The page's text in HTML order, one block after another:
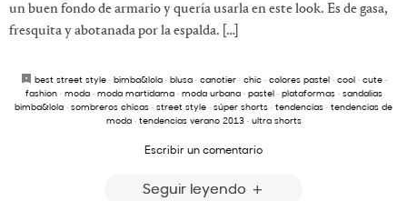
un buen fondo de armario y quería usarla en este look. Es de gasa,
fresquita y abotanada por la espalda. […]
best street style· bimba&lola· blusa· canotier· chic· colores pastel· cool· cute·
fashion· moda· moda martidama· moda urbana· pastel· plataformas· sandalias
bimba&lola · sombreros chicas · street style · súper shorts · tendencias · tendencias de
moda· tendencias verano 2013· ultra shorts
Escribir un comentario
Seguir leyendo